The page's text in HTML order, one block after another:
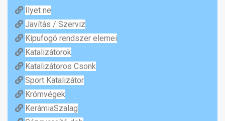
Ilyet ne
Javítás / Szerviz
Kipufogó rendszer elemei
Katalizátorok
Katalizátoros Csonk
Sport Katalizátor
Krómvégek
KerámiaSzalag